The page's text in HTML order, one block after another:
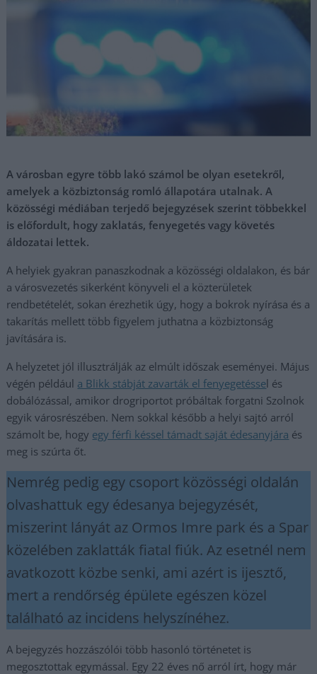
A városban egyre több lakó számol be olyan esetekről,
amelyek a közbiztonság romló állapotára utalnak. A
közösségi médiában terjedő bejegyzések szerint többekkel
is előfordult, hogy zaklatás, fenyegetés vagy követés
áldozatai lettek.
A helyiek gyakran panaszkodnak a közösségi oldalakon, és bár
a városvezetés sikerként könyveli el a közterületek
rendbetételét, sokan érezhetik úgy, hogy a bokrok nyírása és a
takarítás mellett több figyelem juthatna a közbiztonság
javítására is.
A helyzetet jól illusztrálják az elmúlt időszak eseményei. Május
végén például a Blikk stábját zavarták el fenyegetéssel és
dobálózással, amikor drogriportot próbáltak forgatni Szolnok
egyik városrészében. Nem sokkal később a helyi sajtó arról
számolt be, hogy egy férfi késsel támadt saját édesanyjára és
meg is szúrta őt.
Nemrég pedig egy csoport közösségi oldalán
olvashattuk egy édesanya bejegyzését,
miszerint lányát az Ormos Imre park és a Spar
közelében zaklatták fiatal fiúk. Az esetnél nem
avatkozott közbe senki, ami azért is ijesztő,
mert a rendőrség épülete egészen közel
található az incidens helyszínéhez.
A bejegyzés hozzászólói több hasonló történetet is
megosztottak egymással. Egy 22 éves nő arról írt, hogy már